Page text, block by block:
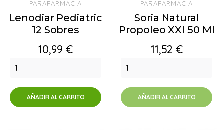
PARAFARMACIA
Lenodiar Pediatric
12 Sobres
Precio
10,99 €
AÑADIR AL CARRITO
PARAFARMACIA
Soria Natural
Propoleo XXI 50 Ml
Precio
11,52 €
AÑADIR AL CARRITO